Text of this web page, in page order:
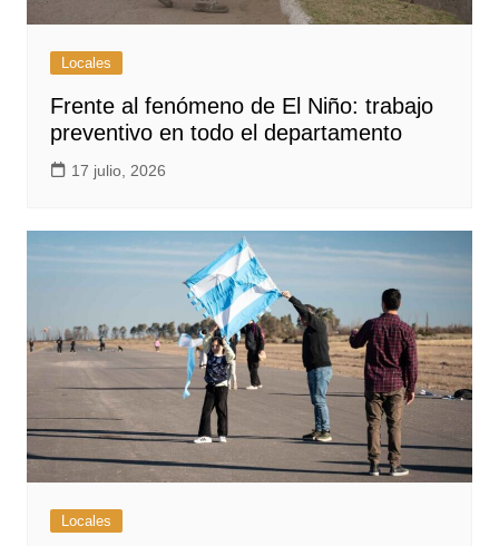
Locales
Frente al fenómeno de El Niño: trabajo
preventivo en todo el departamento
17 julio, 2026
Locales